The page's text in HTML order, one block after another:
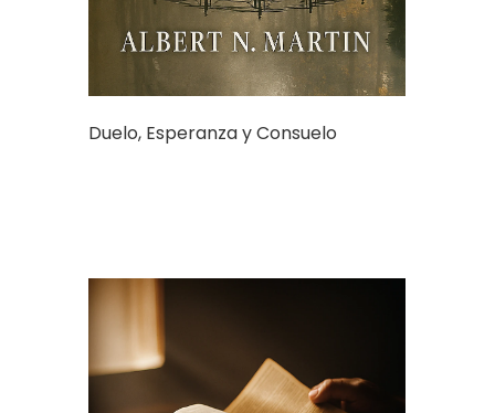
Duelo, Esperanza y Consuelo